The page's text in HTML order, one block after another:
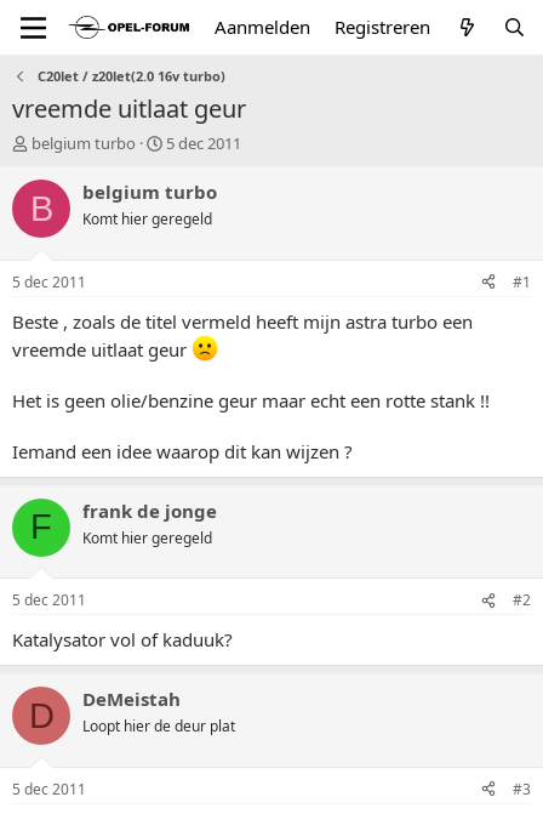
Aanmelden Registreren
C20let / z20let(2.0 16v turbo)
vreemde uitlaat geur
T
p
t
a
r
e
belgium turbo
S
a
t
u
5 dec 2011
B belgium turbo
Komt hier geregeld
5 dec 2011 #1
Beste , zoals de titel vermeld heeft mijn astra turbo een
vreemde uitlaat geur
Het is geen olie/benzine geur maar echt een rotte stank !!
Iemand een idee waarop dit kan wijzen ?
F frank de jonge
Komt hier geregeld
5 dec 2011 #2
Katalysator vol of kaduuk?
D DeMeistah
Loopt hier de deur plat
5 dec 2011 #3